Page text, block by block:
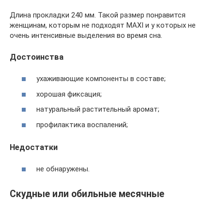
Длина прокладки 240 мм. Такой размер понравится
женщинам, которым не подходят MAXI и у которых не
очень интенсивные выделения во время сна.
Достоинства
ухаживающие компоненты в составе;
хорошая фиксация;
натуральный растительный аромат;
профилактика воспалений;
Недостатки
не обнаружены.
Скудные или обильные месячные